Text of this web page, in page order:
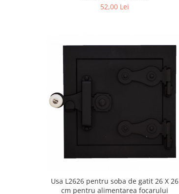
52,00 Lei
Usa L2626 pentru soba de gatit 26 X 26
cm pentru alimentarea focarului